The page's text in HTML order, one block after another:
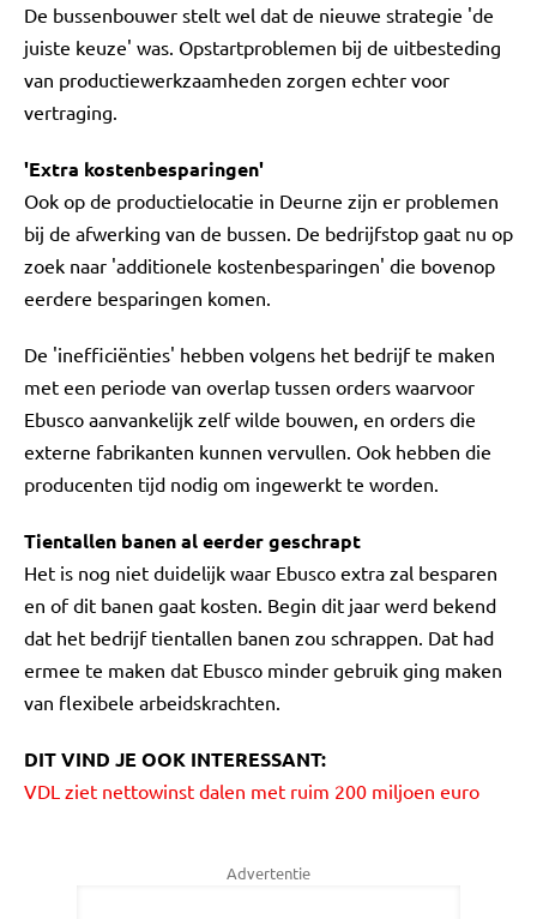
De bussenbouwer stelt wel dat de nieuwe strategie 'de
juiste keuze' was. Opstartproblemen bij de uitbesteding
van productiewerkzaamheden zorgen echter voor
vertraging.
'Extra kostenbesparingen'
Ook op de productielocatie in Deurne zijn er problemen
bij de afwerking van de bussen. De bedrijfstop gaat nu op
zoek naar 'additionele kostenbesparingen' die bovenop
eerdere besparingen komen.
De 'inefficiënties' hebben volgens het bedrijf te maken
met een periode van overlap tussen orders waarvoor
Ebusco aanvankelijk zelf wilde bouwen, en orders die
externe fabrikanten kunnen vervullen. Ook hebben die
producenten tijd nodig om ingewerkt te worden.
Tientallen banen al eerder geschrapt
Het is nog niet duidelijk waar Ebusco extra zal besparen
en of dit banen gaat kosten. Begin dit jaar werd bekend
dat het bedrijf tientallen banen zou schrappen. Dat had
ermee te maken dat Ebusco minder gebruik ging maken
van flexibele arbeidskrachten.
DIT VIND JE OOK INTERESSANT:
VDL ziet nettowinst dalen met ruim 200 miljoen euro
Advertentie